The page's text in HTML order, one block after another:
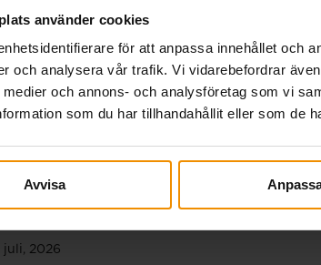
använder cookies
för att anpassa innehållet och
och analysera vår trafik. Vi vidarebefordrar
och annons- och analysföretag som vi
som du har tillhandahållit eller som de
Avvisa
juli, 2026
grund av en teknisk störning i a-kassornas
ordinarie utbetalningen på torsdag sker
för utbetalning senast 20 juli. Har
i Almedalen
juli, 2026